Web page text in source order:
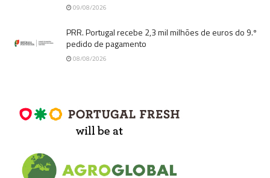
09/08/2026
PRR. Portugal recebe 2,3 mil milhões de euros do 9.º
pedido de pagamento
08/08/2026